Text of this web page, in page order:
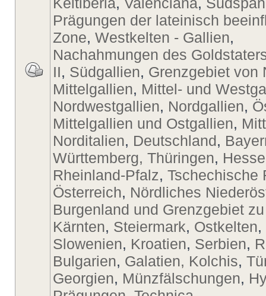
Prägungen der lateinisch
Zone, Westkelten - Gallien,
Nachahmungen des
II, Südgallien, Grenzgebiet von
Mittelgallien, Mittel- und
Nordwestgallien, Nordgallien,
Mittelgallien und Ostgallien,
Norditalien, Deutschland,
Württemberg, Thüringen,
Rheinland-Pfalz, Tschechische
Österreich, Nördliches
Burgenland und Grenzgebiet
Kärnten, Steiermark, Ostkelten,
Slowenien, Kroatien, Serbien,
Bulgarien, Galatien, Kolchis,
Georgien, Münzfälschungen,